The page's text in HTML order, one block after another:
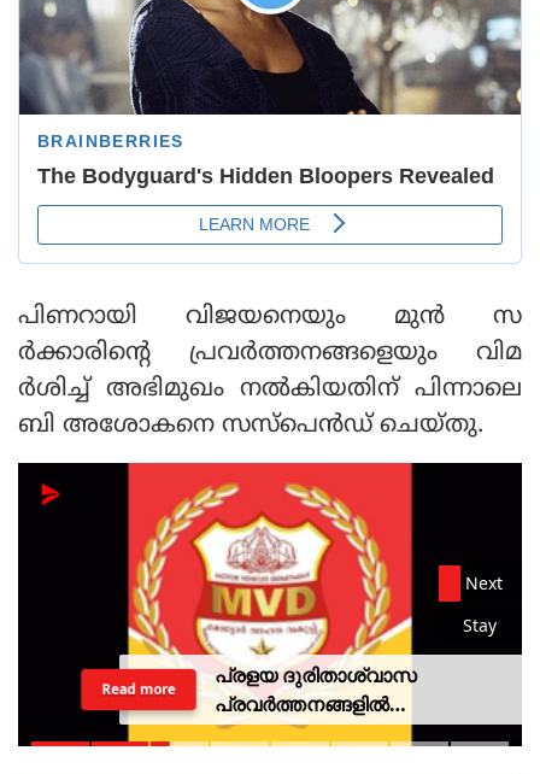
പിണറായി വിജയനെയും മുന്‍ സ
ര്‍ക്കാരിന്റെ പ്രവര്‍ത്തനങ്ങളെയും വിമ
ര്‍ശിച്ച് അഭിമുഖം നല്‍കിയതിന് പിന്നാലെ
ബി അശോകനെ സസ്‌പെന്‍ഡ് ചെയ്തു.
Next
Stay
പ്രളയ ദുരിതാശ്വാസ
പ്രവര്‍ത്തനങ്ങളില്‍
ഏര്‍പ്പെട്ടിരുന്ന വാഹനത്തിന് പിഴ
Read more